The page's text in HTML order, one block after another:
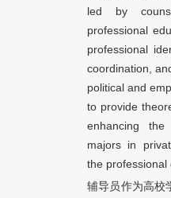
led by
professional
professional
coordination,
political and
to provide
enhancing
majors in
the professional
辅导员作为高校